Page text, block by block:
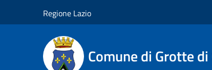
Regione Lazio
Comune di Grotte